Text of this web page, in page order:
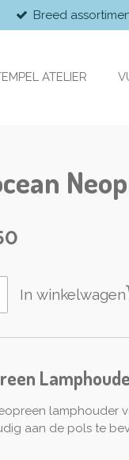
Breed
ATELIER
In winkelwagen
lamphouder
aan de pols te